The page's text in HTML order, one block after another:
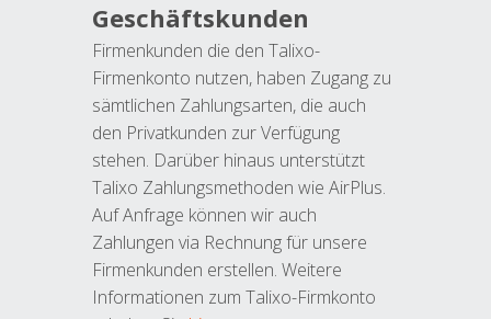
Geschäftskunden
Firmenkunden die den Talixo-
Firmenkonto nutzen, haben Zugang zu
sämtlichen Zahlungsarten, die auch
den Privatkunden zur Verfügung
stehen. Darüber hinaus unterstützt
Talixo Zahlungsmethoden wie AirPlus.
Auf Anfrage können wir auch
Zahlungen via Rechnung für unsere
Firmenkunden erstellen. Weitere
Informationen zum Talixo-Firmkonto